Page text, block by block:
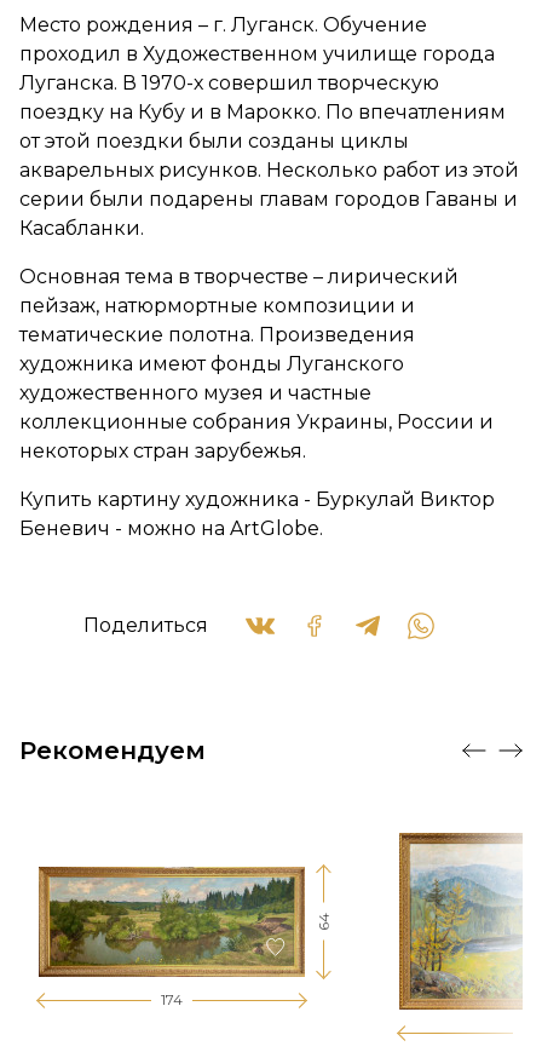
Место рождения – г. Луганск. Обучение
проходил в Художественном училище города
Луганска. В 1970-х совершил творческую
поездку на Кубу и в Марокко. По впечатлениям
от этой поездки были созданы циклы
акварельных рисунков. Несколько работ из этой
серии были подарены главам городов Гаваны и
Касабланки.
Основная тема в творчестве – лирический
пейзаж, натюрмортные композиции и
тематические полотна. Произведения
художника имеют фонды Луганского
художественного музея и частные
коллекционные собрания Украины, России и
некоторых стран зарубежья.
Купить картину художника - Буркулай Виктор
Беневич - можно на ArtGlobe.
Поделиться
Рекомендуем
174
64